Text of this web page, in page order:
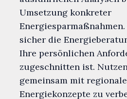
Umsetzung konkreter
sicher die
Ihre persönlichen
zugeschnitten ist.
gemeinsam mit
Energiekonzepte zu